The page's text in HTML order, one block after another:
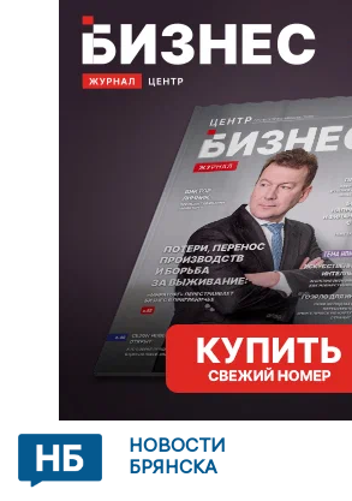
НОВОСТИ
БРЯНСКА